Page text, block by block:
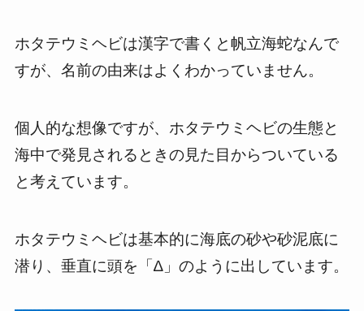
ホタテウミヘビは漢字で書くと帆立海蛇なんで
すが、名前の由来はよくわかっていません。
個人的な想像ですが、ホタテウミヘビの生態と
海中で発見されるときの見た目からついている
と考えています。
ホタテウミヘビは基本的に海底の砂や砂泥底に
潜り、垂直に頭を「∆」のように出しています。